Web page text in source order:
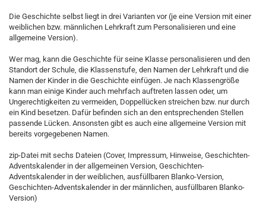
Die Geschichte selbst liegt in drei Varianten vor (je eine Version mit einer
weiblichen bzw. männlichen Lehrkraft zum Personalisieren und eine
allgemeine Version).
Wer mag, kann die Geschichte für seine Klasse personalisieren und den
Standort der Schule, die Klassenstufe, den Namen der Lehrkraft und die
Namen der Kinder in die Geschichte einfügen. Je nach Klassengröße
kann man einige Kinder auch mehrfach auftreten lassen oder, um
Ungerechtigkeiten zu vermeiden, Doppellücken streichen bzw. nur durch
ein Kind besetzen. Dafür befinden sich an den entsprechenden Stellen
passende Lücken. Ansonsten gibt es auch eine allgemeine Version mit
bereits vorgegebenen Namen.
zip-Datei mit sechs Dateien (Cover, Impressum, Hinweise, Geschichten-
Adventskalender in der allgemeinen Version, Geschichten-
Adventskalender in der weiblichen, ausfüllbaren Blanko-Version,
Geschichten-Adventskalender in der männlichen, ausfüllbaren Blanko-
Version)